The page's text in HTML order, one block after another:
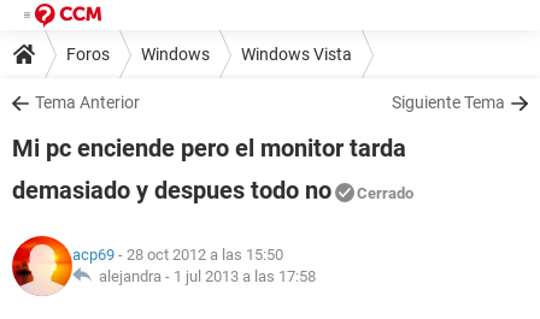
Foros Windows Windows Vista
Tema Anterior Siguiente Tema
Mi pc enciende pero el monitor tarda
demasiado y despues todo no
Cerrado
acp69 - 28 oct 2012 a las 15:50
alejandra - 1 jul 2013 a las 17:58